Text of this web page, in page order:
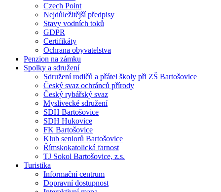
Czech Point
Nejdůležitější předpisy
Stavy vodních toků
GDPR
Certifikáty
Ochrana obyvatelstva
Penzion na zámku
Spolky a sdružení
Sdružení rodičů a přátel školy při ZŠ Bartošovice
Český svaz ochránců přírody
Český rybářský svaz
Myslivecké sdružení
SDH Bartošovice
SDH Hukovice
FK Bartošovice
Klub seniorů Bartošovice
Římskokatolická farnost
TJ Sokol Bartošovice, z.s.
Turistika
Informační centrum
Dopravní dostupnost